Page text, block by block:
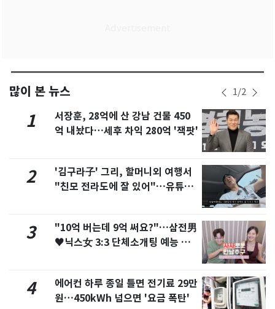
많이 본 뉴스 1/2
1
서장훈, 28억에 산 강남 건물 450
억 내놨다…세후 차익 280억 '잭팟'
2
'김구라子' 그리, 할머니외 여행서
"친모 전라도에 잘 있어"…유튜브
3
"10억 버는데 9억 써요?"…삼전男
♥닉스女 3:3 단체소개팅 예능 화
4
에어컨 하루 종일 틀면 전기료 29만
원…450kWh 넘으면 '요금 폭탄'